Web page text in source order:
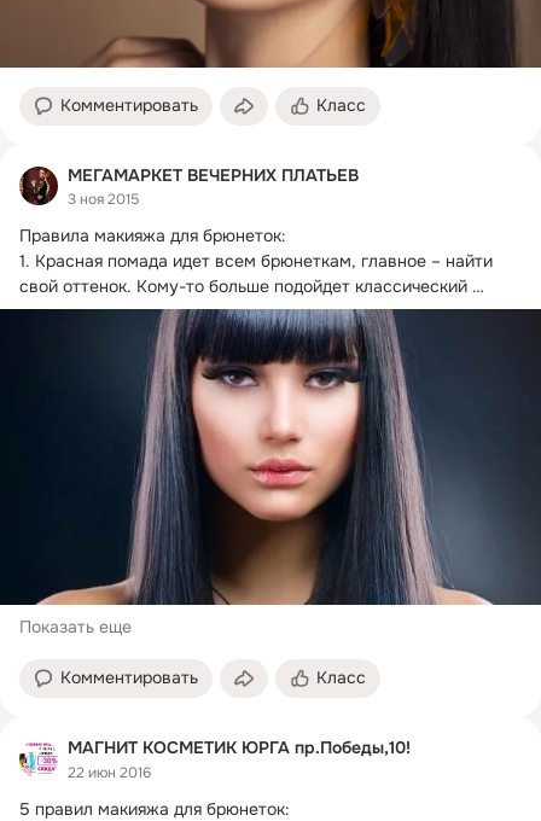
Комментировать Класс
МЕГАМАРКЕТ ВЕЧЕРНИХ ПЛАТЬЕВ
3 ноя 2015
Правила макияжа для брюнеток:
1. Красная помада идет всем брюнеткам, главное – найти
свой оттенок. Кому-то больше подойдет классический
красный, кому-то – ягодные и терракотовые оттенки.
Показать еще
Комментировать Класс
МАГНИТ КОСМЕТИК ЮРГА пр.Победы,10!
22 июн 2016
5 правил макияжа для брюнеток: